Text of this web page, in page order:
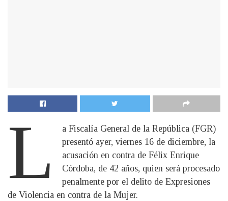
L
a Fiscalía General de la República (FGR)
presentó ayer, viernes 16 de diciembre, la
acusación en contra de Félix Enrique
Córdoba, de 42 años, quien será procesado
penalmente por el delito de Expresiones
de Violencia en contra de la Mujer.